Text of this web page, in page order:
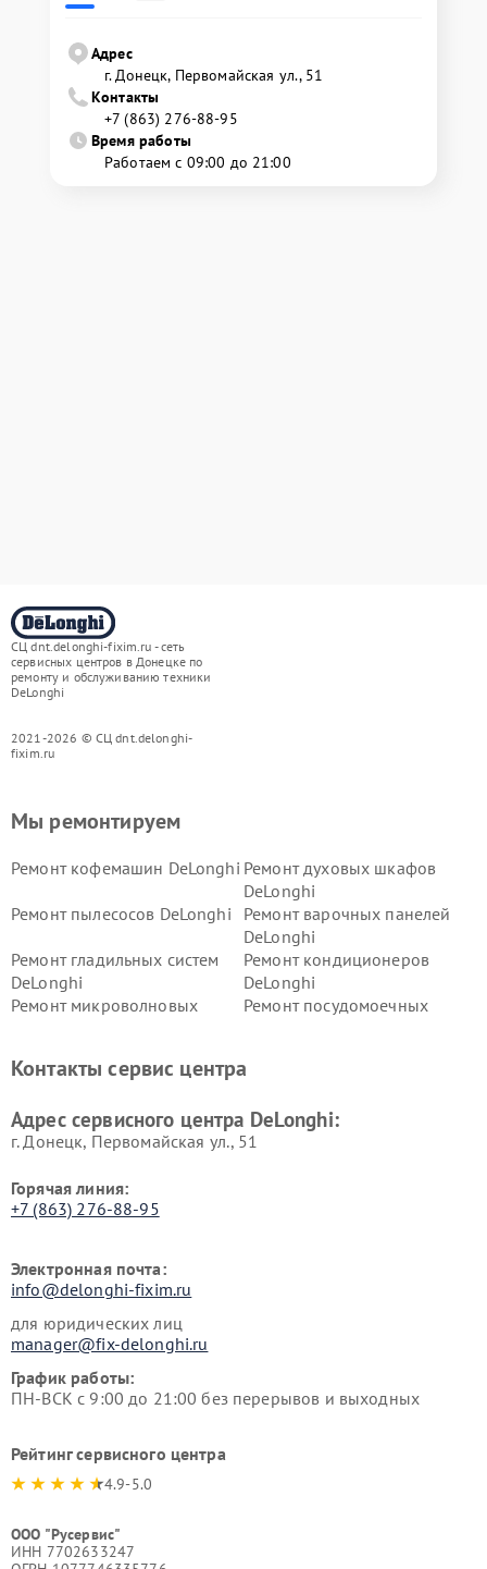
Адрес
г. Донецк, Первомайская ул., 51
Контакты
+7 (863) 276-88-95
Время работы
Работаем с 09:00 до 21:00
СЦ dnt.delonghi-fixim.ru - сеть
сервисных центров в Донецке по
ремонту и обслуживанию техники
DeLonghi
2021-2026 © СЦ dnt.delonghi-
fixim.ru
Мы ремонтируем
Ремонт кофемашин DeLonghi Ремонт духовых шкафов
DeLonghi
Ремонт пылесосов DeLonghi
Ремонт варочных панелей
DeLonghi
Ремонт гладильных систем
DeLonghi
Ремонт кондиционеров
DeLonghi
Ремонт микроволновых
Ремонт посудомоечных
DeLonghi
DeLonghi
Контакты сервис центра
Адрес сервисного центра DeLonghi:
г. Донецк, Первомайская ул., 51
Горячая линия:
+7 (863) 276-88-95
Электронная почта:
info@delonghi-fixim.ru
для юридических лиц
manager@fix-delonghi.ru
График работы:
ПН-ВСК с 9:00 до 21:00 без перерывов и выходных
Рейтинг сервисного центра
4.9-5.0
ООО "Русервис"
ИНН 7702633247